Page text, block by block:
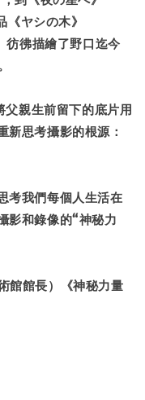
ヤシの木》
彷彿描繪了野口迄今
親生前留下的底片用
新思考攝影的根源：
考我們每個人生活在
影和錄像的“神秘力
館長）《神秘力量